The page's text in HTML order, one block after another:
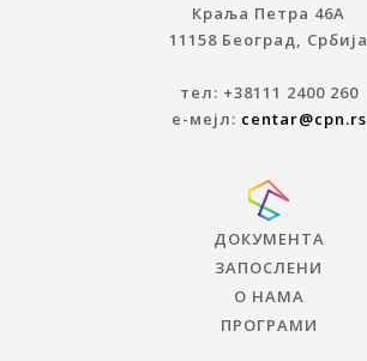
Краља Петра 46A
11158 Београд, Србија
тел: +38111 2400 260
е-мејл: centar@cpn.rs
ДОКУМЕНТА
ЗАПОСЛЕНИ
О НАМА
ПРОГРАМИ